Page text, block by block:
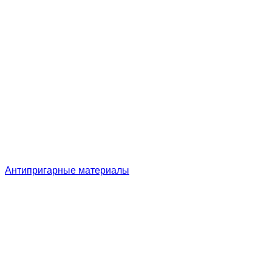
Антипригарные материалы